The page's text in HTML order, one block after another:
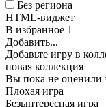
Без региона
HTML-виджет
В избранное 1
Добавить...
Добавьте игру в
новая коллекция
Вы пока не оценили
Плохая игра
Безынтересная игра